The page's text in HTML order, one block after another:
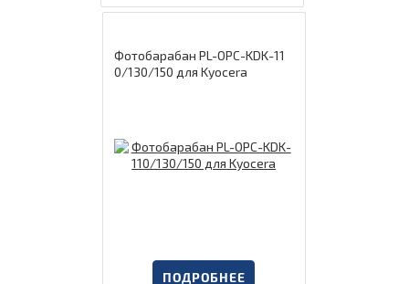
Фотобарабан PL-OPC-KDK-11
0/130/150 для Kyocera
ПОДРОБНЕЕ